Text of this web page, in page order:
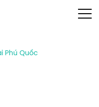
Xem tất cả các cơ sở lưu trú tại Phú Quốc